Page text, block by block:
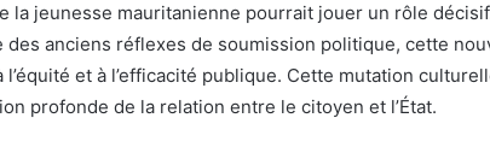
la jeunesse mauritanienne pourrait jouer un rôle
anciens réflexes de soumission politique, cette
l’équité et à l’efficacité publique. Cette mutation
profonde de la relation entre le citoyen et l’État.